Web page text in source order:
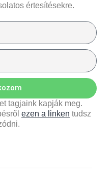
értesítésekre.
tagjaink kapják meg.
ezen a linken tudsz